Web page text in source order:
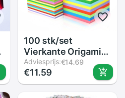
100 stk/set
Vierkante Origami
Papier Kid DIY
Handgemaakte
Dubbelzijdig
Gekleurde
Adviesprijs:€14.69
€11.59